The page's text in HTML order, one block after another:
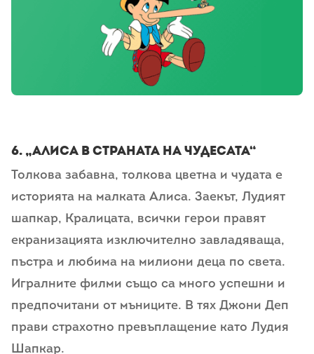
6. „Алиса в страната на чудесата“
Толкова забавна, толкова цветна и чудата е
историята на малката Алиса. Заекът, Лудият
шапкар, Кралицата, всички герои правят
екранизацията изключително завладяваща,
пъстра и любима на милиони деца по света.
Игралните филми също са много успешни и
предпочитани от мъниците. В тях Джони Деп
прави страхотно превъплащение като Лудия
Шапкар.